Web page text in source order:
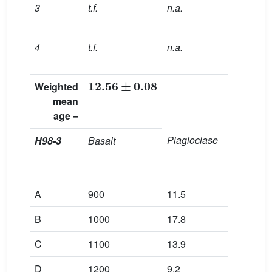
3 t.f. n.a.
4 t.f. n.a.
Weighted
mean
age =
12.56±0.08
H98-3 Basalt Plagioclase
A
900 11.5
B
1000 17.8
C
1100 13.9
D
1200 9.2